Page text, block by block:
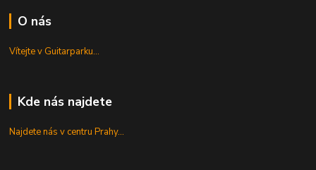
O nás
Vítejte v Guitarparku...
Kde nás najdete
Najdete nás v centru Prahy...